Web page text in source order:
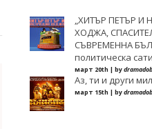
„ХИТЪР ПЕТЪР И
ХОДЖА,
СЪВРЕМЕННА
политическа
март 20th | by
Аз, ти и други
март 15th | by